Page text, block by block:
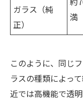
ガラス（純
正）
満
このように、同じ
ラスの種類によっ
近では高機能で透